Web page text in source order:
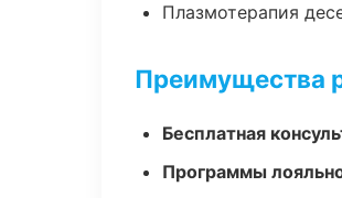
Плазмотерапия
Преимущества
Бесплатная
Программы